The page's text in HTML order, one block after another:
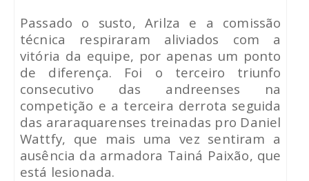
Passado o susto, Arilza e a comissão
técnica respiraram aliviados com a
vitória da equipe, por apenas um ponto
de diferença. Foi o terceiro triunfo
consecutivo das andreenses na
competição e a terceira derrota seguida
das araraquarenses treinadas pro Daniel
Wattfy, que mais uma vez sentiram a
ausência da armadora Tainá Paixão, que
está lesionada.